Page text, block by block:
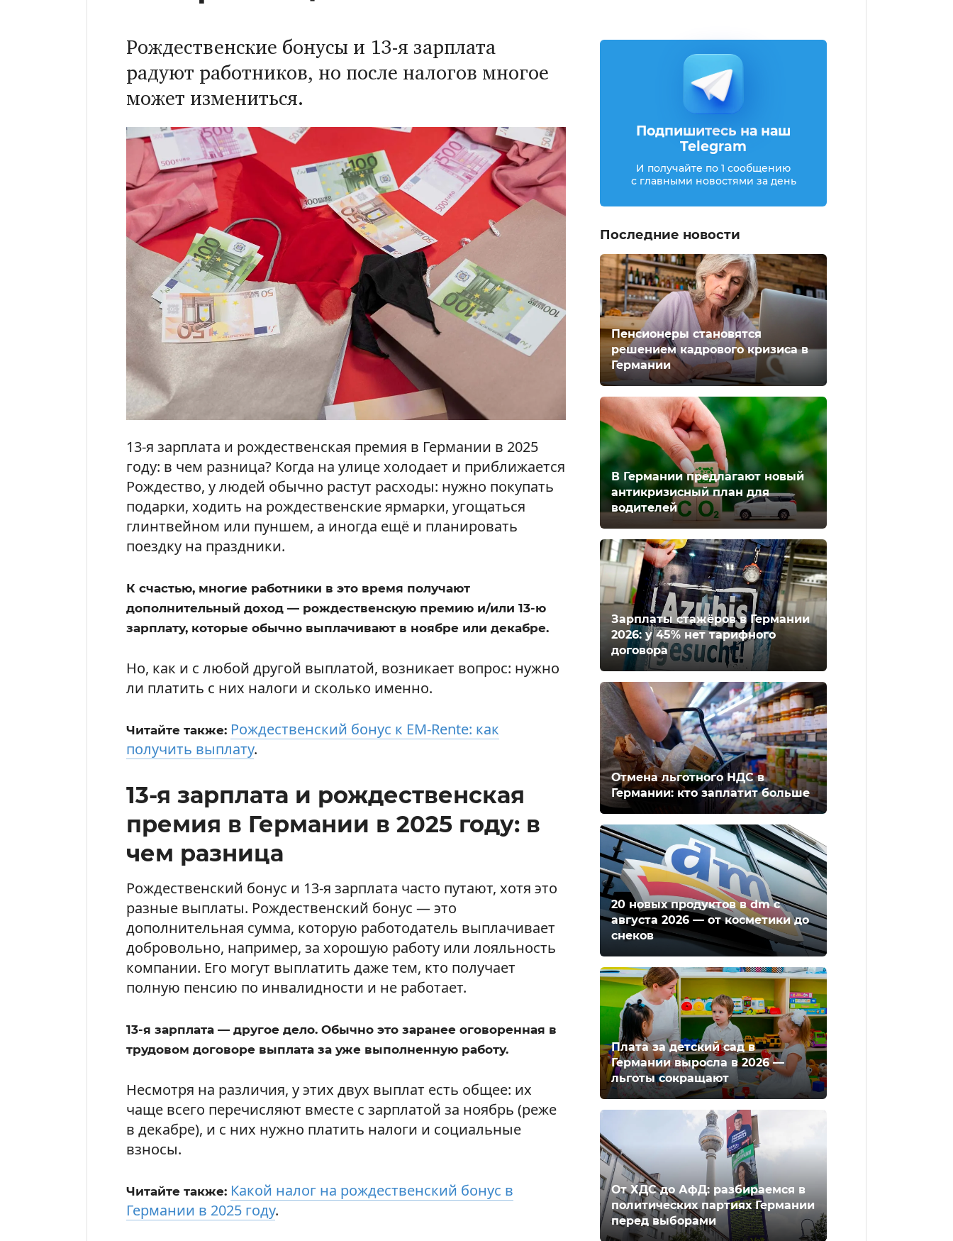
Рождественские бонусы и 13-я зарплата
радуют работников, но после налогов многое
может измениться.
13-я зарплата и рождественская премия в Германии в 2025
году: в чем разница? Когда на улице холодает и приближается
Рождество, у людей обычно растут расходы: нужно покупать
подарки, ходить на рождественские ярмарки, угощаться
глинтвейном или пуншем, а иногда ещё и планировать
поездку на праздники.
К счастью, многие работники в это время получают
дополнительный доход — рождественскую премию и/или 13-ю
зарплату, которые обычно выплачивают в ноябре или декабре.
Но, как и с любой другой выплатой, возникает вопрос: нужно
ли платить с них налоги и сколько именно.
Читайте также: Рождественский бонус к EM-Rente: как
получить выплату.
13-я зарплата и рождественская
премия в Германии в 2025 году: в
чем разница
Рождественский бонус и 13-я зарплата часто путают, хотя это
разные выплаты. Рождественский бонус — это
дополнительная сумма, которую работодатель выплачивает
добровольно, например, за хорошую работу или лояльность
компании. Его могут выплатить даже тем, кто получает
полную пенсию по инвалидности и не работает.
13-я зарплата — другое дело. Обычно это заранее оговоренная в
трудовом договоре выплата за уже выполненную работу.
Несмотря на различия, у этих двух выплат есть общее: их
чаще всего перечисляют вместе с зарплатой за ноябрь (реже
в декабре), и с них нужно платить налоги и социальные
взносы.
Читайте также: Какой налог на рождественский бонус в
Германии в 2025 году.
Подпишитесь на наш
Telegram
И получайте по 1 сообщению
с главными новостями за день
Последние новости
Пенсионеры становятся
решением кадрового кризиса в
Германии
В Германии предлагают новый
антикризисный план для
водителей
Зарплаты стажёров в Германии
2026: у 45% нет тарифного
договора
Отмена льготного НДС в
Германии: кто заплатит больше
20 новых продуктов в dm с
августа 2026 — от косметики до
снеков
Плата за детский сад в
Германии выросла в 2026 —
льготы сокращают
От ХДС до АфД: разбираемся в
политических партиях Германии
перед выборами